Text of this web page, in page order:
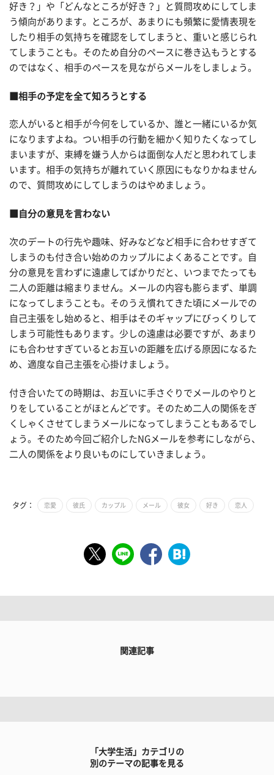
好き？」や「どんなところが好き？」と質問攻めにしてしま
う傾向があります。ところが、あまりにも頻繁に愛情表現を
したり相手の気持ちを確認をしてしまうと、重いと感じられ
てしまうことも。そのため自分のペースに巻き込もうとする
のではなく、相手のペースを見ながらメールをしましょう。
■相手の予定を全て知ろうとする
恋人がいると相手が今何をしているか、誰と一緒にいるか気
になりますよね。つい相手の行動を細かく知りたくなってし
まいますが、束縛を嫌う人からは面倒な人だと思われてしま
います。相手の気持ちが離れていく原因にもなりかねません
ので、質問攻めにしてしまうのはやめましょう。
■自分の意見を言わない
次のデートの行先や趣味、好みなどなど相手に合わせすぎて
しまうのも付き合い始めのカップルによくあることです。自
分の意見を言わずに遠慮してばかりだと、いつまでたっても
二人の距離は縮まりません。メールの内容も膨らまず、単調
になってしまうことも。そのうえ慣れてきた頃にメールでの
自己主張をし始めると、相手はそのギャップにびっくりして
しまう可能性もあります。少しの遠慮は必要ですが、あまり
にも合わせすぎているとお互いの距離を広げる原因になるた
め、適度な自己主張を心掛けましょう。
付き合いたての時期は、お互いに手さぐりでメールのやりと
りをしていることがほとんどです。そのため二人の関係をぎ
くしゃくさせてしまうメールになってしまうこともあるでし
ょう。そのため今回ご紹介したNGメールを参考にしながら、
二人の関係をより良いものにしていきましょう。
タグ： 恋愛 彼氏 カップル メール 彼女 好き 恋人
関連記事
「大学生活」カテゴリの
別のテーマの記事を見る